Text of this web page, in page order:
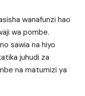
wanafunzi hao
wa pombe.
sawia na hiyo
juhudi za
na matumizi ya